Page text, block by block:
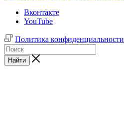
Вконтакте
YouTube
Политика конфиденциальности
Найти